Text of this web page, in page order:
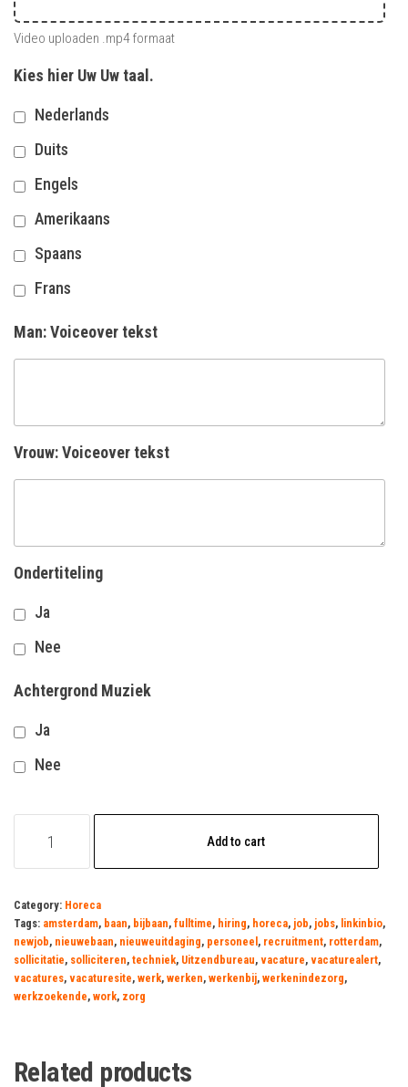
Video uploaden .mp4 formaat
Kies hier Uw Uw taal.
Nederlands
Duits
Engels
Amerikaans
Spaans
Frans
Man: Voiceover tekst
Vrouw: Voiceover tekst
Ondertiteling
Ja
Nee
Achtergrond Muziek
Ja
Nee
quantity
Add to cart
Category: Horeca
Tags: amsterdam, baan, bijbaan, fulltime, hiring, horeca, job, jobs, linkinbio,
newjob, nieuwebaan, nieuweuitdaging, personeel , recruitment, rotterdam,
sollicitatie, solliciteren, techniek, Uitzendbureau, vacature, vacaturealert,
vacatures, vacaturesite, werk, werken, werkenbij, werkenindezorg,
werkzoekende, work, zorg
Related products